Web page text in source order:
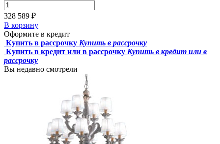
328 589 ₽
В корзину
Оформите в кредит
Купить в рассрочку Купить в рассрочку
Купить в кредит или в рассрочку Купить в кредит или в
рассрочку
Вы недавно смотрели